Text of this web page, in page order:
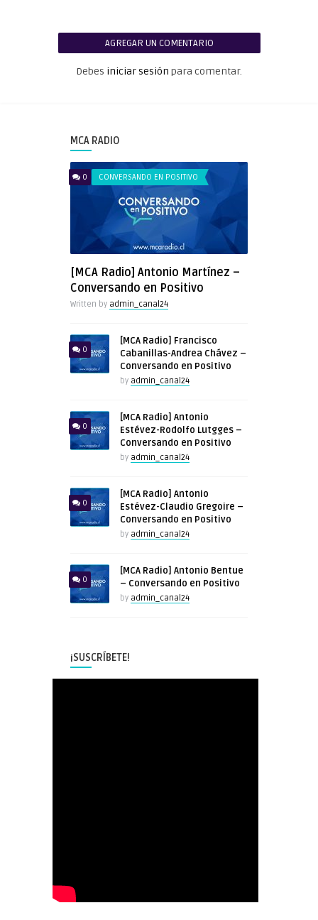
AGREGAR UN COMENTARIO
Debes iniciar sesión para comentar.
MCA RADIO
0 CONVERSANDO EN POSITIVO
[MCA Radio] Antonio Martínez –
Conversando en Positivo
Written by admin_canal24
0
[MCA Radio] Francisco
Cabanillas-Andrea Chávez –
Conversando en Positivo
by admin_canal24
0
[MCA Radio] Antonio
Estévez-Rodolfo Lutgges –
Conversando en Positivo
by admin_canal24
0
[MCA Radio] Antonio
Estévez-Claudio Gregoire –
Conversando en Positivo
by admin_canal24
0
[MCA Radio] Antonio Bentue
– Conversando en Positivo
by admin_canal24
¡SUSCRÍBETE!